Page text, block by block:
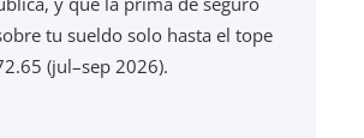
tu sueldo solo hasta el tope
(jul–sep 2026).